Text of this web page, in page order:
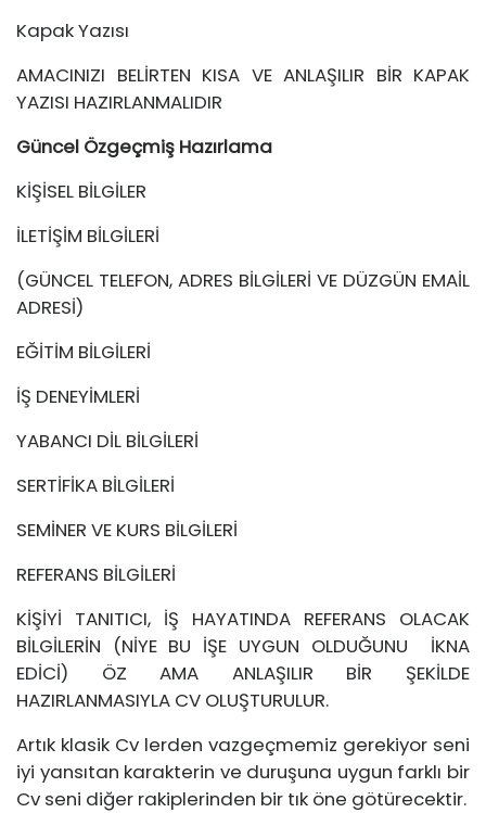
Kapak Yazısı
AMACINIZI BELİRTEN KISA VE ANLAŞILIR BİR KAPAK
YAZISI HAZIRLANMALIDIR
Güncel Özgeçmiş Hazırlama
KİŞİSEL BİLGİLER
İLETİŞİM BİLGİLERİ
(GÜNCEL TELEFON, ADRES BİLGİLERİ VE DÜZGÜN EMAİL
ADRESİ)
EĞİTİM BİLGİLERİ
İŞ DENEYİMLERİ
YABANCI DİL BİLGİLERİ
SERTİFİKA BİLGİLERİ
SEMİNER VE KURS BİLGİLERİ
REFERANS BİLGİLERİ
KİŞİYİ TANITICI, İŞ HAYATINDA REFERANS OLACAK
BİLGİLERİN (NİYE BU İŞE UYGUN OLDUĞUNU İKNA
EDİCİ) ÖZ AMA ANLAŞILIR BİR ŞEKİLDE
HAZIRLANMASIYLA CV OLUŞTURULUR.
Artık klasik Cv lerden vazgeçmemiz gerekiyor seni
iyi yansıtan karakterin ve duruşuna uygun farklı bir
Cv seni diğer rakiplerinden bir tık öne götürecektir.